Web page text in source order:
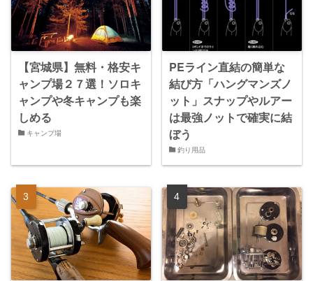
【宮城県】無料・格安キ
ャンプ場２７選！ソロキ
ャンプや冬キャンプも楽
しめる
キャンプ場
PEライン直結の簡単な
結び方「ハングマンズノ
ット」スナップやルアー
は最強ノットで確実に結
ぼう
釣り用品